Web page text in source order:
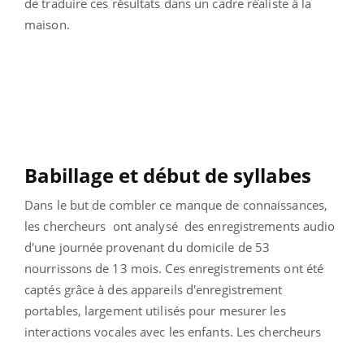
maison.
Babillage et début de syllabes
Dans le but de combler ce manque de connaissances,
les chercheurs ont analysé des enregistrements audio
d'une journée provenant du domicile de 53
nourrissons de 13 mois. Ces enregistrements ont été
captés grâce à des appareils d'enregistrement
portables, largement utilisés pour mesurer les
interactions vocales avec les enfants. Les chercheurs